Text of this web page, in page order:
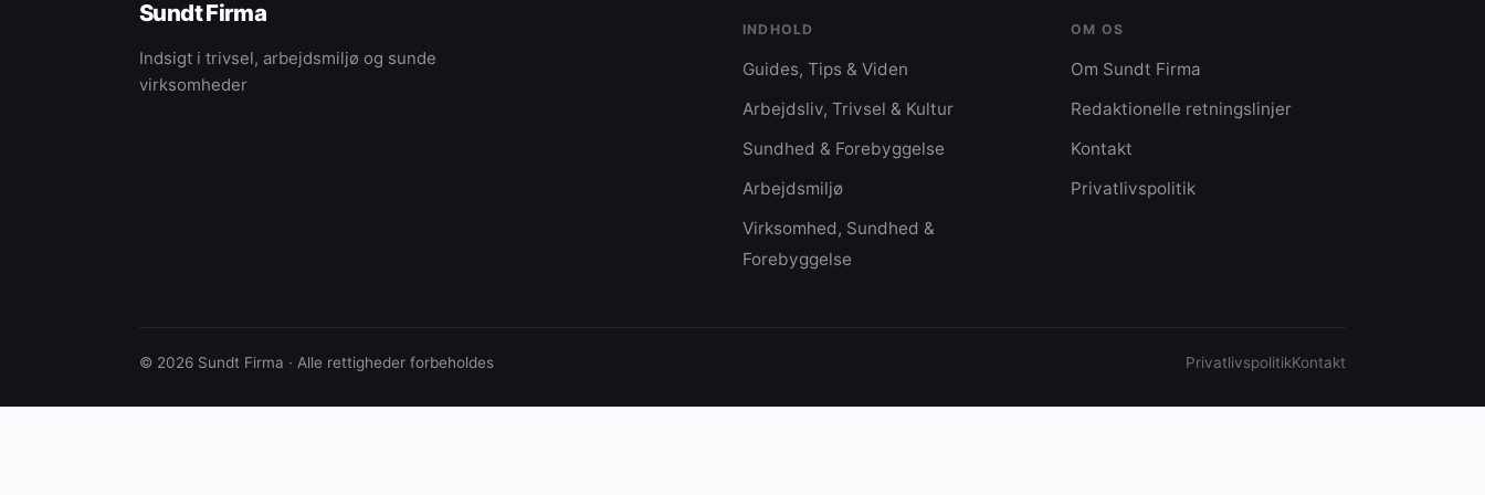
Sundt Firma
Indsigt i trivsel, arbejdsmiljø og sunde
virksomheder
INDHOLD
Guides, Tips & Viden
Arbejdsliv, Trivsel & Kultur
Sundhed & Forebyggelse
Arbejdsmiljø
Virksomhed, Sundhed &
Forebyggelse
OM OS
Om Sundt Firma
Redaktionelle retningslinjer
Kontakt
Privatlivspolitik
© 2026 Sundt Firma · Alle rettigheder forbeholdes PrivatlivspolitikKontakt